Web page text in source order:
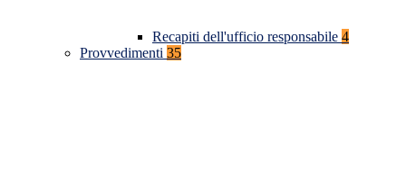
Recapiti dell'ufficio responsabile 4
Provvedimenti 35